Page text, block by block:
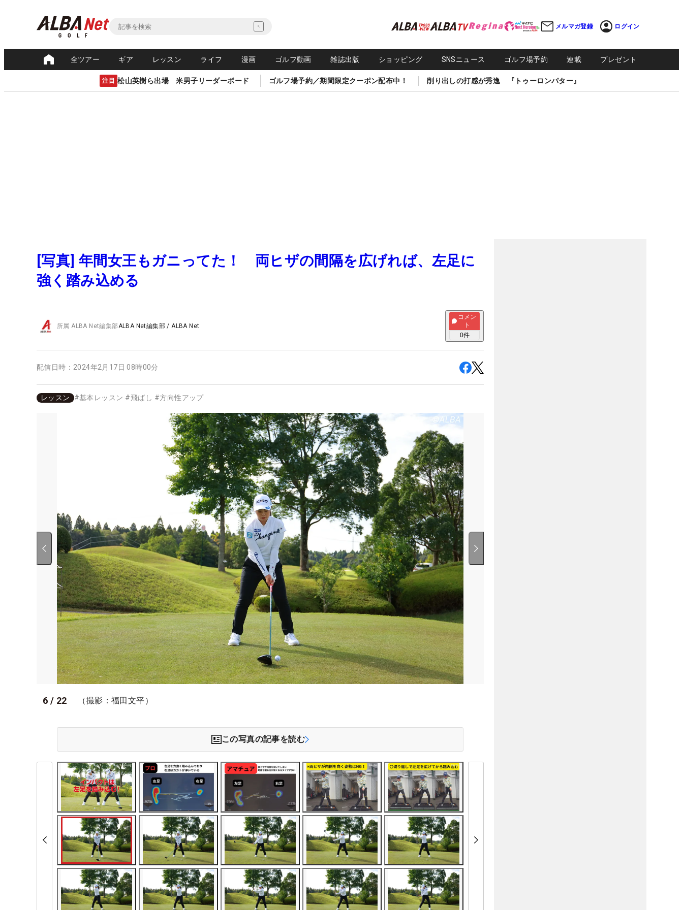
メルマガ登録 ログイン
全ツアー ギア レッスン ライフ 漫画 ゴルフ動画 雑誌出版 ショッピング SNSニュース ゴルフ場予約 連載 プレゼント
注目 松山英樹ら出場 米男子リーダーボード ゴルフ場予約／期間限定クーポン配布中！ 削り出しの打感が秀逸 『トゥーロンパター』
[写真] 年間女王もガニってた！ 両ヒザの間隔を広げれば、左足に
強く踏み込める
所属ALBA Net編集部ALBA Net編集部 /ALBA Net
コメン
ト
0件
配信日時： 2024年2月17日 08時00分
レッスン #基本レッスン #飛ばし #方向性アップ
6 / 22 （撮影：福田文平）
この写真の記事を読む